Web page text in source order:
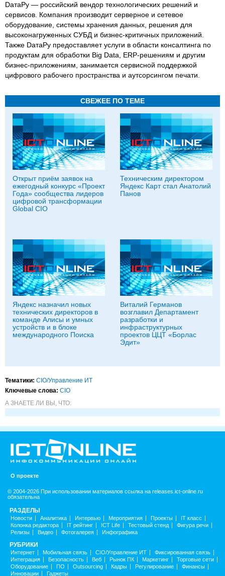
DaтaРу — российский вендор технологических решений и
сервисов. Компания производит серверное и сетевое
оборудование, системы хранения данных, решения для
высоконагруженных СУБД и бизнес-критичных приложений.
Также DатаРу предоставляет услуги в области консалтинга по
продуктам для обработки Big Data, ERP-решениям и другим
бизнес-приложениям, занимается сервисной поддержкой
цифрового рабочего пространства и аутсорсингом печати.
СВЕЖЕЕ ПО ТЕМЕ
Открыт приём заявок на
ежегодный конкурс «Проект
Года» сообщества лидеров
цифровой трансформации
Global CIO
Техническим директором
Яндекс Карт стал Анатолий
Панов
Яндекс назначил новых
технических директоров в
команде Алисы и умных
устройств и в блоке
международного Поиска
Виталий Германов
возглавил Департамент
разработки и
инфраструктурных
проектов ЦЦТ «Борлас
Эдит»
Тематики: CIO/Управление ИТ
Ключевые слова: CIO
А ЗНАЕТЕ ЛИ ВЫ, ЧТО:
О проекте
© 2004-2026 При использовании материалов ссылка на releases.ict-online.ru
обязательна
РАЗДЕЛЫ
Новости Аналитика Интервью Мероприятия Проекты
IT класс
Колонка редактора
IT рейтинг ICT Life Тестовый стенд
Фигура речи
Релизы
Видео Фотогалерея Инфографика
РУБРИКИ
Интернет Мобильная связь CIO/Управление ИТ
Фиксированная связь
Интеграция
Безопасность Веб Рынок ПК Маркетинг
Торговые сети
Оборудование
ПО Outsourcing Кадры Регулирование
Финансы
Инновации
Гаджеты